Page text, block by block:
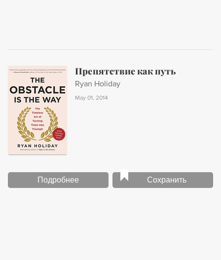
Препятствие как путь
Ryan Holiday
May 01, 2014
Подробнее Сохранить